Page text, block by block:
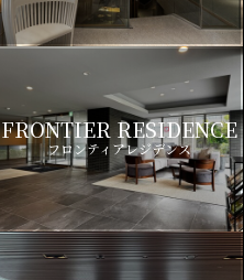
FRONTIER RESIDENCE
フロンティアレジデンス